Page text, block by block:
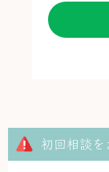
初回相談を